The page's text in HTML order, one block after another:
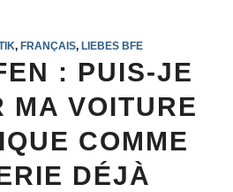
,FRANÇAIS,LIEBES BFE
: PUIS-JE
MA VOITURE
COMME
DÉJÀ